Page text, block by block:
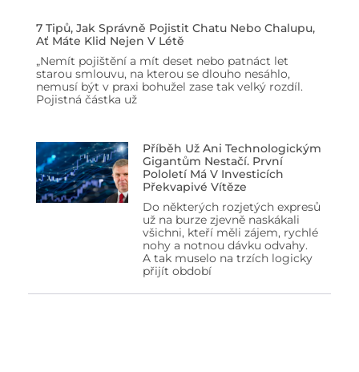
7 Tipů, Jak Správně Pojistit Chatu Nebo Chalupu,
Ať Máte Klid Nejen V Létě
„Nemít pojištění a mít deset nebo patnáct let
starou smlouvu, na kterou se dlouho nesáhlo,
nemusí být v praxi bohužel zase tak velký rozdíl.
Pojistná částka už
Příběh Už Ani Technologickým
Gigantům Nestačí. První
Pololetí Má V Investicích
Překvapivé Vítěze
Do některých rozjetých expresů
už na burze zjevně naskákali
všichni, kteří měli zájem, rychlé
nohy a notnou dávku odvahy.
A tak muselo na trzích logicky
přijít období